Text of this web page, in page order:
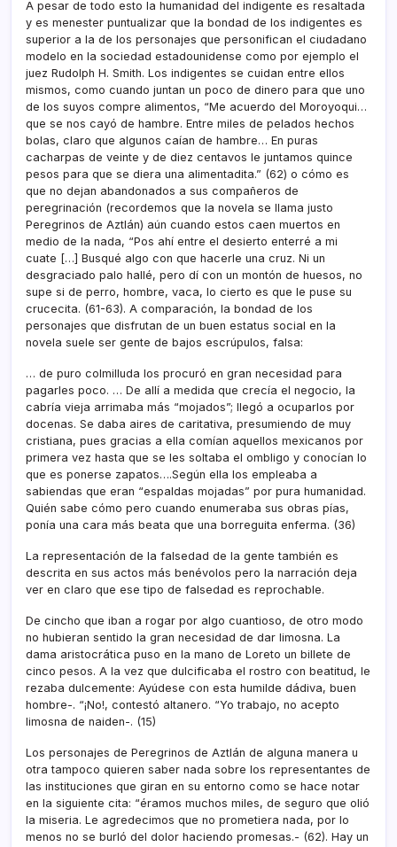
A pesar de todo esto la humanidad del indigente es resaltada
y es menester puntualizar que la bondad de los indigentes es
superior a la de los personajes que personifican el ciudadano
modelo en la sociedad estadounidense como por ejemplo el
juez Rudolph H. Smith. Los indigentes se cuidan entre ellos
mismos, como cuando juntan un poco de dinero para que uno
de los suyos compre alimentos, “Me acuerdo del Moroyoqui…
que se nos cayó de hambre. Entre miles de pelados hechos
bolas, claro que algunos caí­an de hambre… En puras
cacharpas de veinte y de diez centavos le juntamos quince
pesos para que se diera una alimentadita.” (62) o cómo es
que no dejan abandonados a sus compañeros de
peregrinación (recordemos que la novela se llama justo
Peregrinos de Aztlán) aún cuando estos caen muertos en
medio de la nada, “Pos ahí­ entre el desierto enterré a mi
cuate […] Busqué algo con que hacerle una cruz. Ni un
desgraciado palo hallé, pero dí­ con un montón de huesos, no
supe si de perro, hombre, vaca, lo cierto es que le puse su
crucecita. (61-63). A comparación, la bondad de los
personajes que disfrutan de un buen estatus social en la
novela suele ser gente de bajos escrúpulos, falsa:
… de puro colmilluda los procuró en gran necesidad para
pagarles poco. … De allí­ a medida que crecí­a el negocio, la
cabrí­a vieja arrimaba más “mojados”; llegó a ocuparlos por
docenas. Se daba aires de caritativa, presumiendo de muy
cristiana, pues gracias a ella comí­an aquellos mexicanos por
primera vez hasta que se les soltaba el ombligo y conocí­an lo
que es ponerse zapatos….Según ella los empleaba a
sabiendas que eran “espaldas mojadas” por pura humanidad.
Quién sabe cómo pero cuando enumeraba sus obras pí­as,
poní­a una cara más beata que una borreguita enferma. (36)
La representación de la falsedad de la gente también es
descrita en sus actos más benévolos pero la narración deja
ver en claro que ese tipo de falsedad es reprochable.
De cincho que iban a rogar por algo cuantioso, de otro modo
no hubieran sentido la gran necesidad de dar limosna. La
dama aristocrática puso en la mano de Loreto un billete de
cinco pesos. A la vez que dulcificaba el rostro con beatitud, le
rezaba dulcemente: Ayúdese con esta humilde dádiva, buen
hombre-. “¡No!, contestó altanero. “Yo trabajo, no acepto
limosna de naiden-. (15)
Los personajes de Peregrinos de Aztlán de alguna manera u
otra tampoco quieren saber nada sobre los representantes de
las instituciones que giran en su entorno como se hace notar
en la siguiente cita: “éramos muchos miles, de seguro que olió
la miseria. Le agredecimos que no prometiera nada, por lo
menos no se burló del dolor haciendo promesas.- (62). Hay un